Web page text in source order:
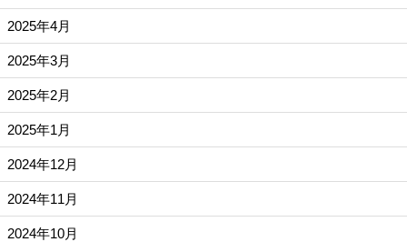
2025年4月
2025年3月
2025年2月
2025年1月
2024年12月
2024年11月
2024年10月